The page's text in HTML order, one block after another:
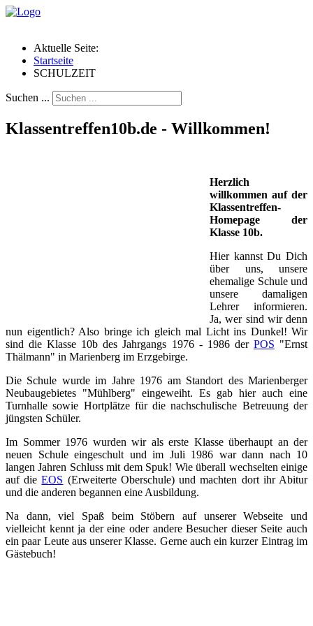
Aktuelle Seite:
Startseite
SCHULZEIT
Suchen ...
Klassentreffen10b.de - Willkommen!
Herzlich
willkommen auf der
Klassentreffen-
Homepage der
Klasse 10b.
Hier kannst Du Dich
über uns, unsere
ehemalige Schule und
unsere damaligen
Lehrer informieren.
Ja, wer sind wir denn
nun eigentlich? Also bringe ich gleich mal Licht ins Dunkel! Wir
sind die Klasse 10b des Jahrgangs 1976 - 1986 der POS "Ernst
Thälmann" in Marienberg im Erzgebirge.
Die Schule wurde im Jahre 1976 am Standort des Marienberger
Neubaugebietes "Mühlberg" eingeweiht. Es gab hier auch eine
Turnhalle sowie Hortplätze für die nachschulische Betreuung der
jüngsten Schüler.
Im Sommer 1976 wurden wir als erste Klasse überhaupt an der
neuen Schule eingeschult und im Juli 1986 war dann nach 10
langen Jahren Schluss mit dem Spuk! Wie überall wechselten einige
auf dieEOS (Erweiterte Oberschule) und machten dort ihr Abitur
und die anderen begannen eine Ausbildung.
Na dann, viel Spaß beim Stöbern auf unserer Webseite und
vielleicht kennt ja der eine oder andere Besucher dieser Seite auch
ein paar Leute aus unserer Klasse. Gerne auch ein kurzer Eintrag im
Gästebuch!